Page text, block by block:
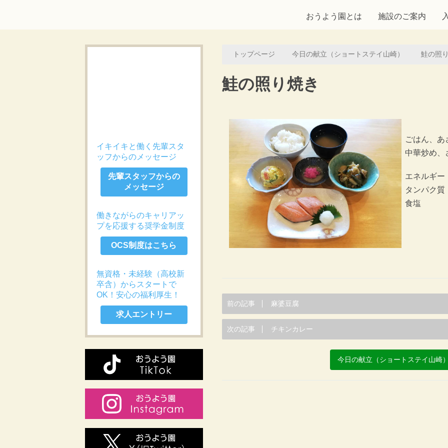
おうよう園とは 施設のご案内
トップページ 今日の献立（ショートステイ山崎） 鮭の照
鮭の照り焼き
ごはん、あ
中華炒め、
エネルギー
タンパク質
食塩 ：
前の記事 麻婆豆腐
次の記事 チキンカレー
今日の献立（ショートステイ山崎
イキイキと働く先輩スタ
ッフからのメッセージ
先輩スタッフからの
メッセージ
働きながらのキャリアッ
プを応援する奨学金制度
OCS制度はこちら
無資格・未経験（高校新
卒含）からスタートで
OK！安心の福利厚生！
求人エントリー